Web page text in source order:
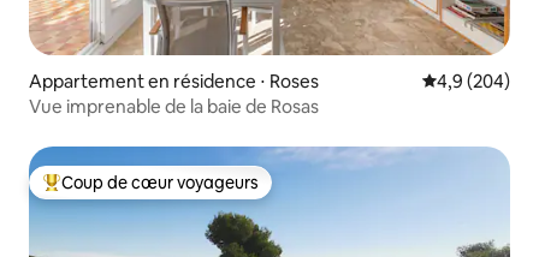
Appartement en résidence ⋅ Roses Évaluation
4,9 (204)
Vue imprenable de la baie de Rosas
Coups de cœur voyageurs les plus appréciés
Coup de cœur voyageurs